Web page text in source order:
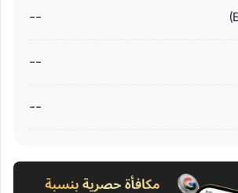
--
--
--